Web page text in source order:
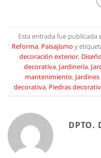
Esta entrada fue publicada
Reforma, Paisajismoy
decoración exterior,
decorativa, Jardinería,
mantenimiento,
decorativa, Piedras
DPTO.